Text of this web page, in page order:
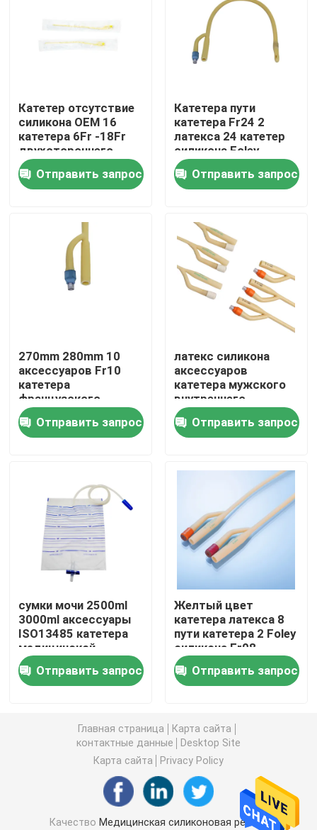
Главная страница
Продукция
О Компании
Наша фабрика
контроль качества
Отправить запрос
Медицинская силиконовая резина
Резиновый плунжер шприца
Аксессуары шприца
Аксессуары собрания крови
Затвор бутил каучука
Prefilled части шприца
Галоидированный бутил каучук
Медицинская трубка силикона
Трубка дренажа
Катетер отсутствие
силикона OEM 16
катетера 6Fr -18Fr
двухстороннего
Foley
Отправить запрос
Катетера пути
катетера Fr24 2
латекса 24 катетер
силикона Foley
французского
медицинский
Отправить запрос
270mm 280mm 10
аксессуаров Fr10
катетера
французского
катетера
педиатрических
мочевыделительных
Отправить запрос
латекс силикона
аксессуаров
катетера мужского
внутреннего
катетера 6Fr-18Fr
мочевыделительный
Отправить запрос
сумки мочи 2500ml
3000ml аксессуары
ISO13485 катетера
медицинской
мочевыделительные
Отправить запрос
Желтый цвет
катетера латекса 8
пути катетера 2 Foley
силикона Fr08
французский
Отправить запрос
Главная страница
Карта сайта
контактные данные
Desktop Site
Карта сайта
Privacy Policy
Качество Медицинская силиконовая резина